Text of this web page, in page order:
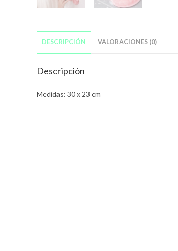
DESCRIPCIÓN VALORACIONES (0)
Descripción
Medidas: 30 x 23 cm